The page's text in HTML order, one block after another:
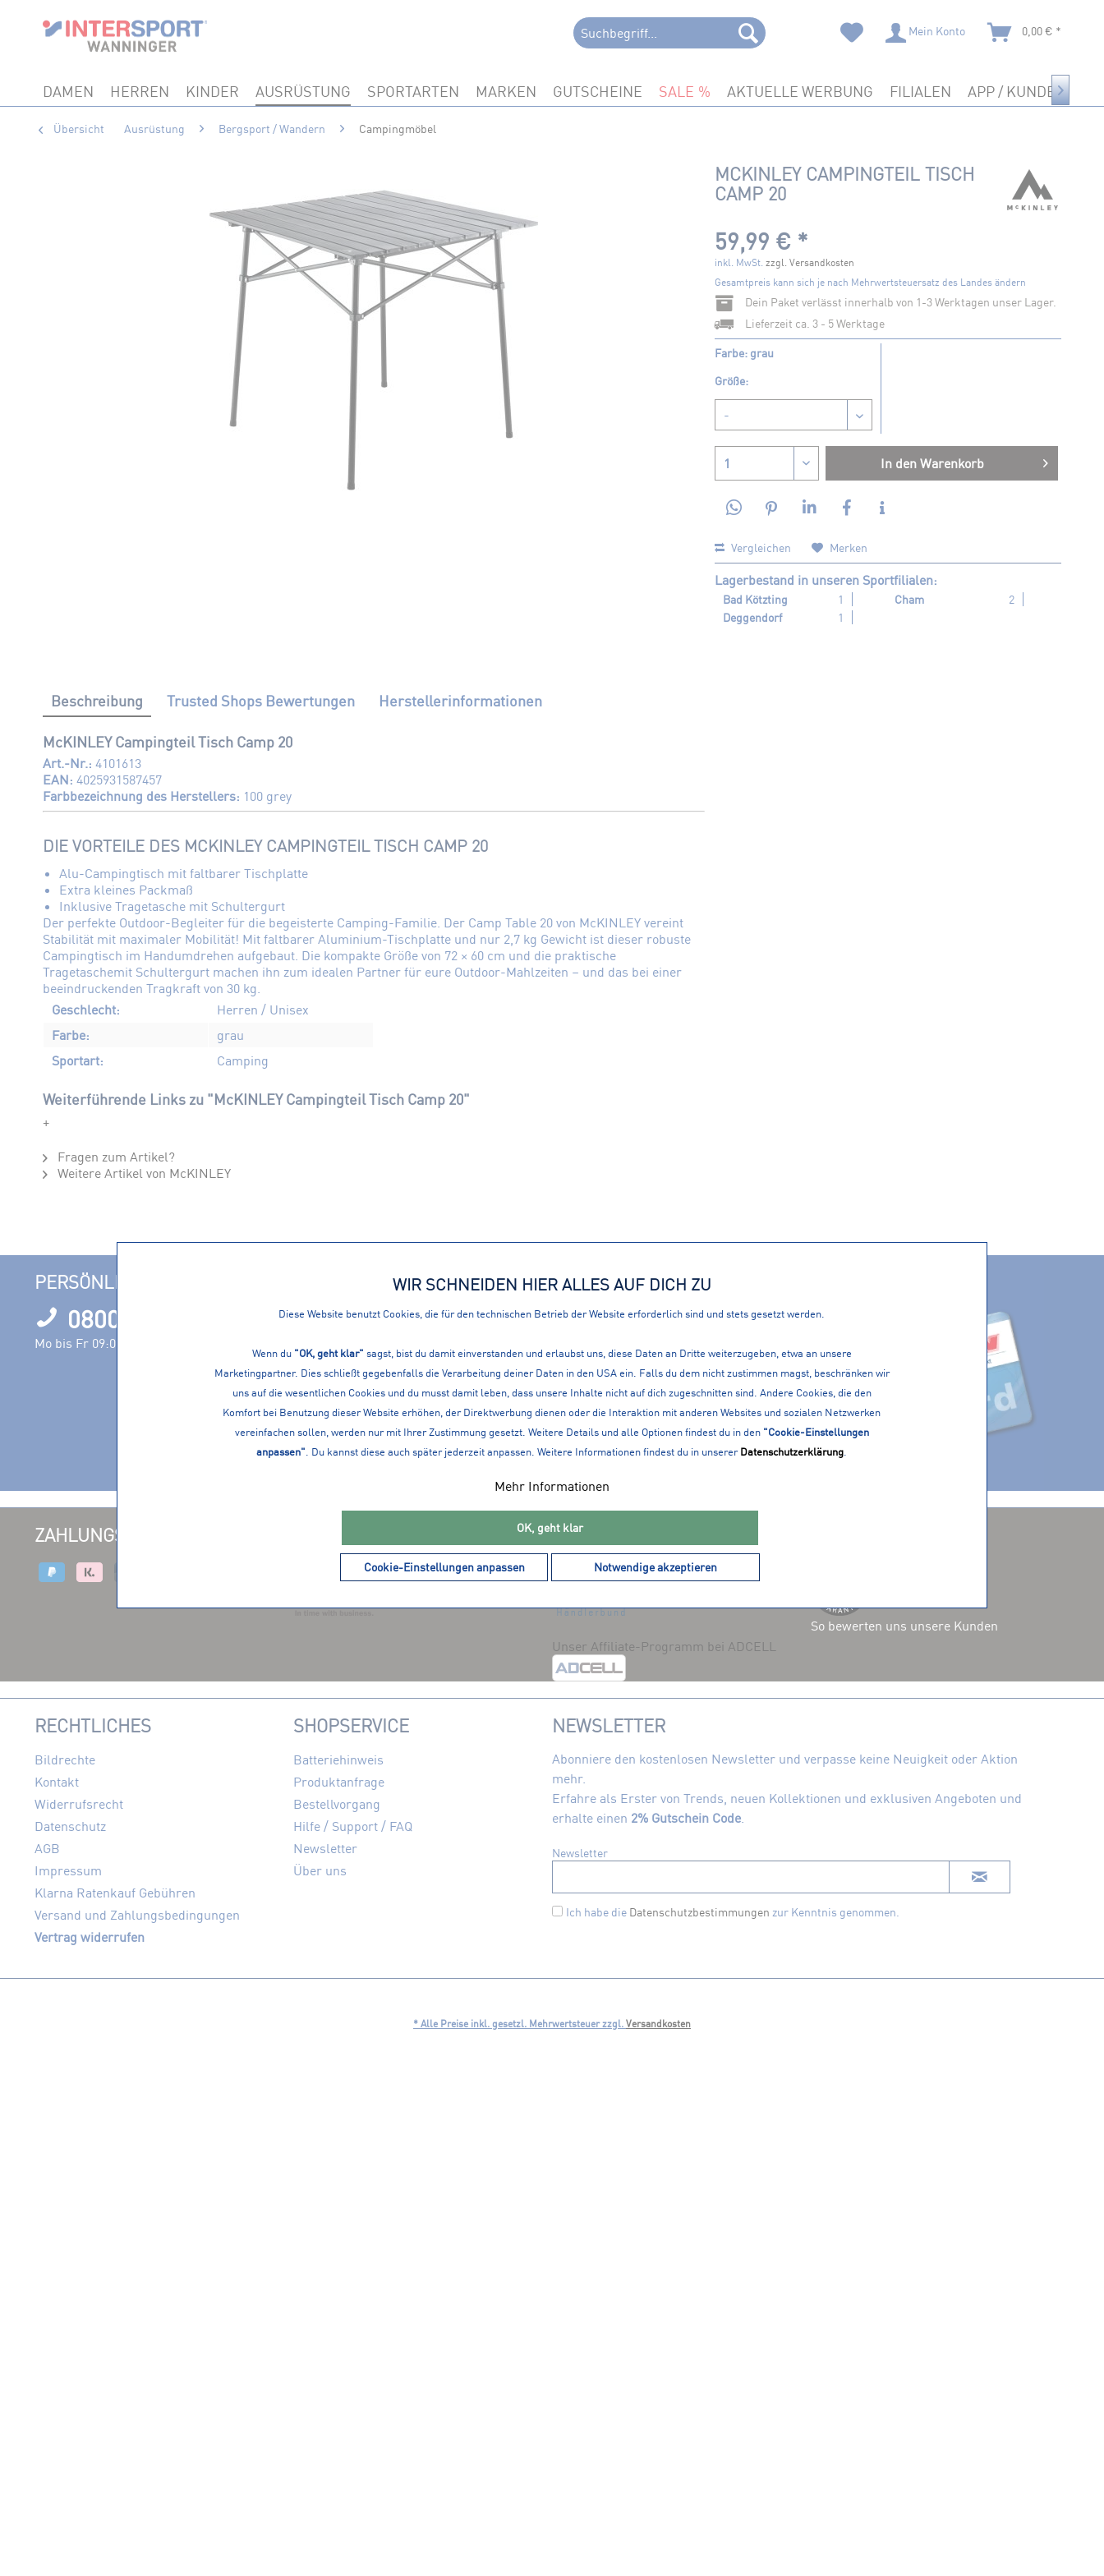
Mein Konto 0,00 € *
DAMEN HERREN KINDER AUSRÜSTUNG SPORTARTEN MARKEN GUTSCHEINE SALE AKTUELLE WERBUNG FILIALEN APP / 
Übersicht Ausrüstung Bergsport / Wandern Campingmöbel
MCKINLEY CAMPINGTEIL TISCH
CAMP 20
59,99 € *
inkl. MwSt.zzgl. Versandkosten
Gesamtpreis kann sich je nach Mehrwertsteuersatz des Landes ändern
Dein Paket verlässt innerhalb von 1-3 Werktagen unser Lager.
Lieferzeit ca. 3 - 5 Werktage
Farbe: grau
Größe:
In den Warenkorb
Vergleichen Merken
Lagerbestand in unseren Sportfilialen:
Bad Kötzting 1 Cham
2
Deggendorf
1
Beschreibung Trusted Shops Bewertungen Herstellerinformationen
McKINLEY Campingteil Tisch Camp 20
Art.-Nr.: 4101613
EAN: 4025931587457
Farbbezeichnung des Herstellers: 100 grey
DIE VORTEILE DES MCKINLEY CAMPINGTEIL TISCH CAMP 20
Alu-Campingtisch mit faltbarer Tischplatte
Extra kleines Packmaß
Inklusive Tragetasche mit Schultergurt
Der perfekte Outdoor-Begleiter für die begeisterte Camping-Familie. Der Camp Table 20 von McKINLEY vereint
Stabilität mit maximaler Mobilität! Mit faltbarer Aluminium-Tischplatte und nur 2,7 kg Gewicht ist dieser robuste
Campingtisch im Handumdrehen aufgebaut. Die kompakte Größe von 72 × 60 cm und die praktische
Tragetaschemit Schultergurt machen ihn zum idealen Partner für eure Outdoor-Mahlzeiten – und das bei einer
beeindruckenden Tragkraft von 30 kg.
Geschlecht:
Herren / Unisex
Farbe:
grau
Sportart:
Camping
Weiterführende Links zu "McKINLEY Campingteil Tisch Camp 20"
+
Fragen zum Artikel?
Weitere Artikel von McKINLEY
PERSÖNLICHE BERATUNG
0800 1000120
Mo bis Fr 09:00 – 17:00 Uhr
INFORMATIONEN
Filialen
Nachhaltigkeit
Servicevielfalt
Vereine
360° SERVICE
ZAHLUNGSARTEN MITGLIEDSCHAFTEN
Unser Affiliate-Programm bei ADCELL
So bewerten uns unsere Kunden
RECHTLICHES
Bildrechte
Kontakt
Widerrufsrecht
Datenschutz
AGB
Impressum
Klarna Ratenkauf Gebühren
Versand und Zahlungsbedingungen
Vertrag widerrufen
SHOPSERVICE
Batteriehinweis
Produktanfrage
Bestellvorgang
Hilfe / Support / FAQ
Newsletter
Über uns
NEWSLETTER
Abonniere den kostenlosen Newsletter und verpasse keine Neuigkeit oder Aktion
mehr.
Erfahre als Erster von Trends, neuen Kollektionen und exklusiven Angeboten und
erhalte einen 2% Gutschein Code.
Newsletter
Ich habe die Datenschutzbestimmungen zur Kenntnis genommen.
* Alle Preise inkl. gesetzl. Mehrwertsteuer zzgl. Versandkosten
WIR SCHNEIDEN HIER ALLES AUF DICH ZU
Diese Website benutzt Cookies, die für den technischen Betrieb der Website erforderlich sind und stets gesetzt werden.
Wenn du "OK, geht klar" sagst, bist du damit einverstanden und erlaubst uns, diese Daten an Dritte weiterzugeben, etwa an unsere
Marketingpartner. Dies schließt gegebenfalls die Verarbeitung deiner Daten in den USA ein. Falls du dem nicht zustimmen magst, beschränken wir
uns auf die wesentlichen Cookies und du musst damit leben, dass unsere Inhalte nicht auf dich zugeschnitten sind. Andere Cookies, die den
Komfort bei Benutzung dieser Website erhöhen, der Direktwerbung dienen oder die Interaktion mit anderen Websites und sozialen Netzwerken
vereinfachen sollen, werden nur mit Ihrer Zustimmung gesetzt. Weitere Details und alle Optionen findest du in den "Cookie-Einstellungen
anpassen" . Du kannst diese auch später jederzeit anpassen. Weitere Informationen findest du in unsererDatenschutzerklärung
Mehr Informationen
OK, geht klar
Cookie-Einstellungen anpassen Notwendige akzeptieren